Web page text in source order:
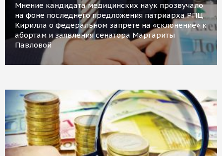
Мнение кандидата медицинских наук прозвучало
на фоне последнего предложения патриарха РПЦ
Кирилла о федеральном запрете на «склонение» к
абортам и заявления сенатора Маргариты
Павловой